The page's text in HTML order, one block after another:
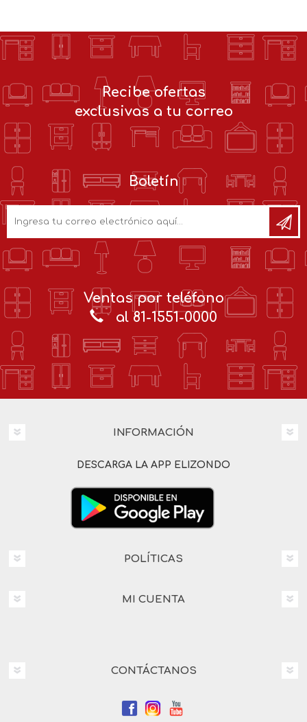
Recibe ofertas
exclusivas a tu correo
Boletín
Ventas por teléfono
al 81-1551-0000
INFORMACIÓN
DESCARGA LA APP ELIZONDO
POLÍTICAS
MI CUENTA
CONTÁCTANOS